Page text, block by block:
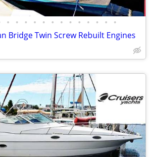
• • • • • • • • • • • • •
Bridge Twin Screw Rebuilt Engines